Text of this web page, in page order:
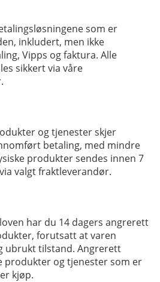
som er
inkludert, men ikke
Vipps og faktura. Alle
sikkert via våre
og tjenester skjer
betaling, med mindre
produkter sendes innen 7
valgt fraktleverandør.
har du 14 dagers angrerett
forutsatt at varen
ubrukt tilstand. Angrerett
produkter og tjenester som er
kjøp.